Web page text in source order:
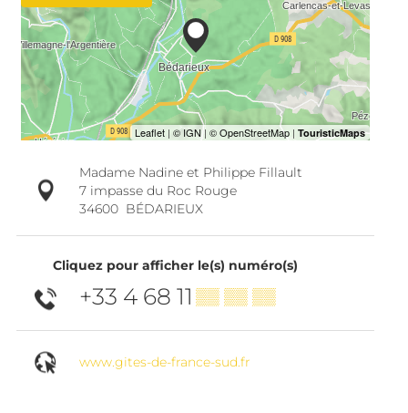
Madame Nadine et Philippe Fillault
7 impasse du Roc Rouge
34600 BÉDARIEUX
Cliquez pour afficher le(s) numéro(s)
+33 4 68 11 ▒▒ ▒▒ ▒▒
www.gites-de-france-sud.fr